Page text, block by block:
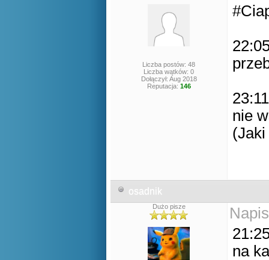
Liczba postów: 48
Liczba wątków: 0
Dołączył: Aug 2018
Reputacja: 146
nie
osadnik
Dużo pisze
na